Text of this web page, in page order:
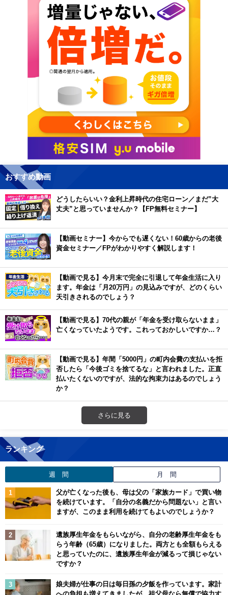
おすすめ動画
どうしたらいい？金利上昇時代の住宅ローン／まだ”大
丈夫”と思っていませんか？【FP無料セミナー】
【動画セミナー】今からでも遅くない！60歳からの老後
資金セミナー／FPがわかりやすく解説します！
【動画で見る】今月末で完全に引退して年金生活に入り
ます。年金は「月20万円」の見込みですが、どのくらい
天引きされるのでしょう？
【動画で見る】70代の親が「年金を受け取らないまま」
亡くなっていたようです。これっておかしいですか…？
【動画で見る】年間「5000円」の町内会費の支払いを拒
否したら「今後ゴミを捨てるな」と言われました。正直
払いたくないのですが、法的な拘束力はあるのでしょう
か？
さらに見る
ランキング
週 間 月 間
父が亡くなった後も、母は父の「家族カード」で買い物
を続けています。「自分の名義だから問題ない」と言い
ますが、このまま利用を続けてもよいのでしょうか？
遺族厚生年金をもらいながら、自分の老齢厚生年金をも
らう年齢（65歳）になりました。両方とも全額もらえる
と思っていたのに、遺族厚生年金が減るって損じゃない
ですか？
娘夫婦が仕事の日は毎日孫の夕飯を作っています。家計
への負担も増えてきましたが、祖父母なら無償で協力す